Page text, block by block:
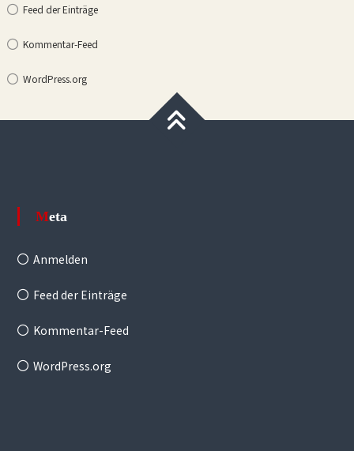
Feed der Einträge
Kommentar-Feed
WordPress.org
Meta
Anmelden
Feed der Einträge
Kommentar-Feed
WordPress.org